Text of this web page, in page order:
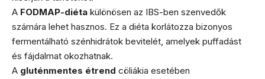
A FODMAP-diéta különösen az IBS-ben szenvedők
számára lehet hasznos. Ez a diéta korlátozza bizonyos
fermentálható szénhidrátok bevitelét, amelyek puffadást
és fájdalmat okozhatnak.
A gluténmentes étrend cöliákia esetében